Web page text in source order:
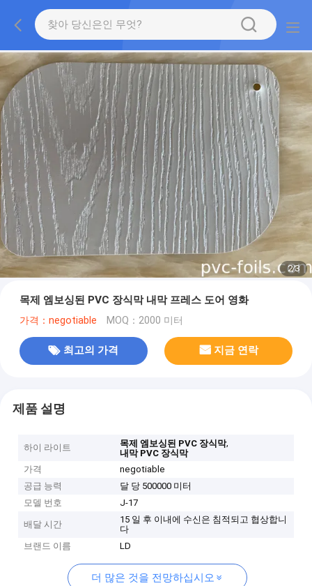
2/3
목제 엠보싱된 PVC 장식막 내막 프레스 도어 영화
가격：negotiable MOQ：2000 미터
최고의 가격 지금 연락
제품 설명
하이 라이트 목제 엠보싱된 PVC 장식막,
내막 PVC 장식막
가격
negotiable
공급 능력
달 당 500000 미터
모델 번호
J-17
배달 시간
15 일 후 이내에 수신은 침적되고 협상합니
다
브랜드 이름
LD
더 많은 것을 전망하십시오